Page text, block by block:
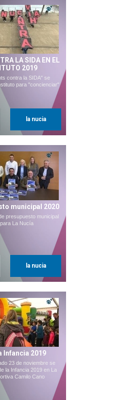
LA SIDA EN EL
2019
contra la SIDA" se
para "concienciar"
la nucia
municipal 2020
presupuesto municipal
La Nucía
la nucia
Infancia 2019
23 de noviembre se
la Infancia 2019 en La
Camilo Cano